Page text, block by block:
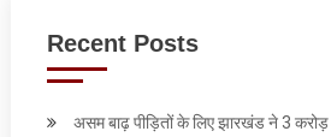
Recent Posts
असम बाढ़ पीड़ितों के लिए झारखंड ने 3 करोड़